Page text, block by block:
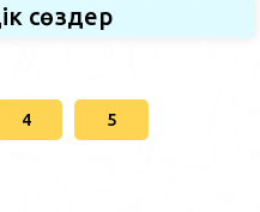
сөздер
4 5